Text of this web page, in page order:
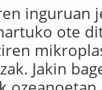
inguruan
ote
Jakin